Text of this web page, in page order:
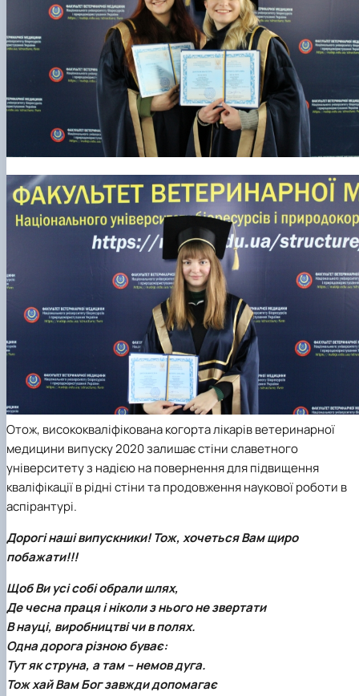
Отож, висококваліфікована когорта лікарів ветеринарної
медицини випуску 2020 залишає стіни славетного
університету з надією на повернення для підвищення
кваліфікації в рідні стіни та продовження наукової роботи в
аспірантурі.
Дорогі наші випускники! Тож, хочеться Вам щиро
побажати!!!
Щоб Ви усі собі обрали шлях,
Де чесна праця і ніколи з нього не звертати
В науці, виробництві чи в полях.
Одна дорога різною буває:
Тут як струна, а там – немов дуга.
Тож хай Вам Бог завжди допомагає